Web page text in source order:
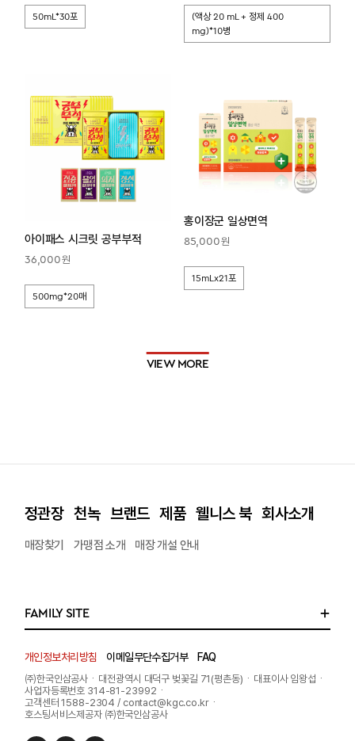
50mL*30포
(액상 20 mL + 정제 400
mg)*10병
아이패스 시크릿 공부부적
36,000원
500mg*20매
홍이장군 일상면역
85,000원
15mLx21포
VIEW MORE
정관장 천녹 브랜드 제품 웰니스 북 회사소개
매장찾기 가맹점 소개 매장 개설 안내
FAMILY SITE
개인정보처리방침 이메일무단수집거부 FAQ
㈜한국인삼공사 ∙ 대전광역시 대덕구 벚꽃길 71(평촌동) ∙ 대표이사 임왕섭 ∙
사업자등록번호 314-81-23992 ∙
고객센터 1588-2304 / contact@kgc.co.kr ∙
호스팅서비스제공자 ㈜한국인삼공사